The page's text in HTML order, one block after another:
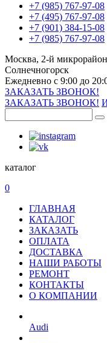
+7 (985) 767-97-08
+7 (495) 767-97-08
+7 (901) 384-15-08
+7 (985) 767-97-08
Москва, 2-й
Солнечногорск
Ежедневно с 9:00 до
ЗАКАЗАТЬ ЗВОНОК!
ЗАКАЗАТЬ ЗВОНОК!
каталог
0
ГЛАВНАЯ
КАТАЛОГ
ЗАКАЗАТЬ
ОПЛАТА
ДОСТАВКА
НАШИ РАБОТЫ
РЕМОНТ
КОНТАКТЫ
О КОМПАНИИ
Audi